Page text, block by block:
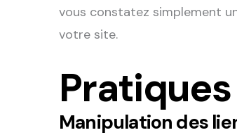
vous constatez simplement
votre site.
Manipulation des